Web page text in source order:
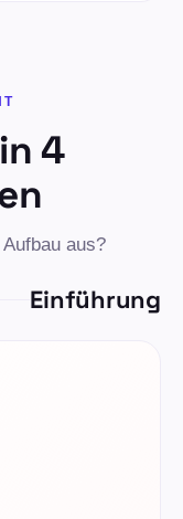
4
aus?
Einführung